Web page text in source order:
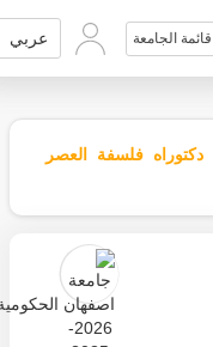
قائمة الجامعة عربي
دكتوراه فلسفة العصر